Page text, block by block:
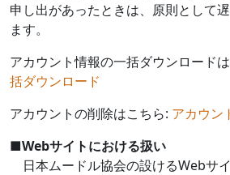
申し出があったときは、原則として
ます。
アカウント情報の一括ダウンロード
括ダウンロード
アカウントの削除はこちら: アカウン
■Webサイトにおける扱い
日本ムードル協会の設けるWebサ